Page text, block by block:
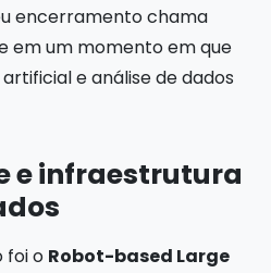
encerramento chama
em um momento em que
e análise de dados
e infraestrutura
foi o Robot-based Large